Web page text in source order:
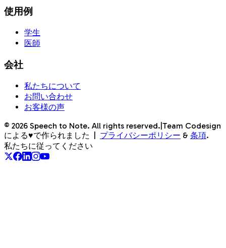
使用例
学生
医師
会社
私たちについて
お問い合わせ
お客様の声
© 2026 Speech to Note. All rights reserved. Team Codesign
による♥で作られました
プライバシーポリシー & 条項.
私たちに従ってください